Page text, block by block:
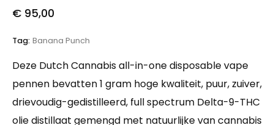
5.00op 5
gebaseerd
waardering
€ 95,00
Tag: Banana Punch
Deze Dutch Cannabis all-in-one disposable vape
pennen bevatten 1 gram hoge kwaliteit, puur, zuiver,
drievoudig-gedistilleerd, full spectrum Delta-9-THC
olie distillaat gemengd met natuurlijke van cannabis